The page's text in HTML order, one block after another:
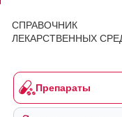
СПРАВОЧНИК
ЛЕКАРСТВЕННЫХ
Препараты